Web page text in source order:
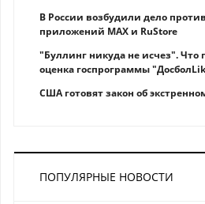
В России возбудили дело
приложений MAX и RuStore
"Буллинг никуда не исчез". Что
оценка госпрограммы
США готовят закон об
ПОПУЛЯРНЫЕ НОВОСТИ